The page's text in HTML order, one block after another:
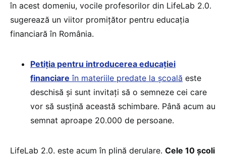
în acest domeniu, vocile profesorilor din LifeLab 2.0.
sugerează un viitor promițător pentru educația
financiară în România.
Petiția pentru introducerea educației
financiare în materiile predate la școală este
deschisă și sunt invitați să o semneze cei care
vor să susțină această schimbare. Până acum au
semnat aproape 20.000 de persoane.
LifeLab 2.0. este acum în plină derulare. Cele 10 școli